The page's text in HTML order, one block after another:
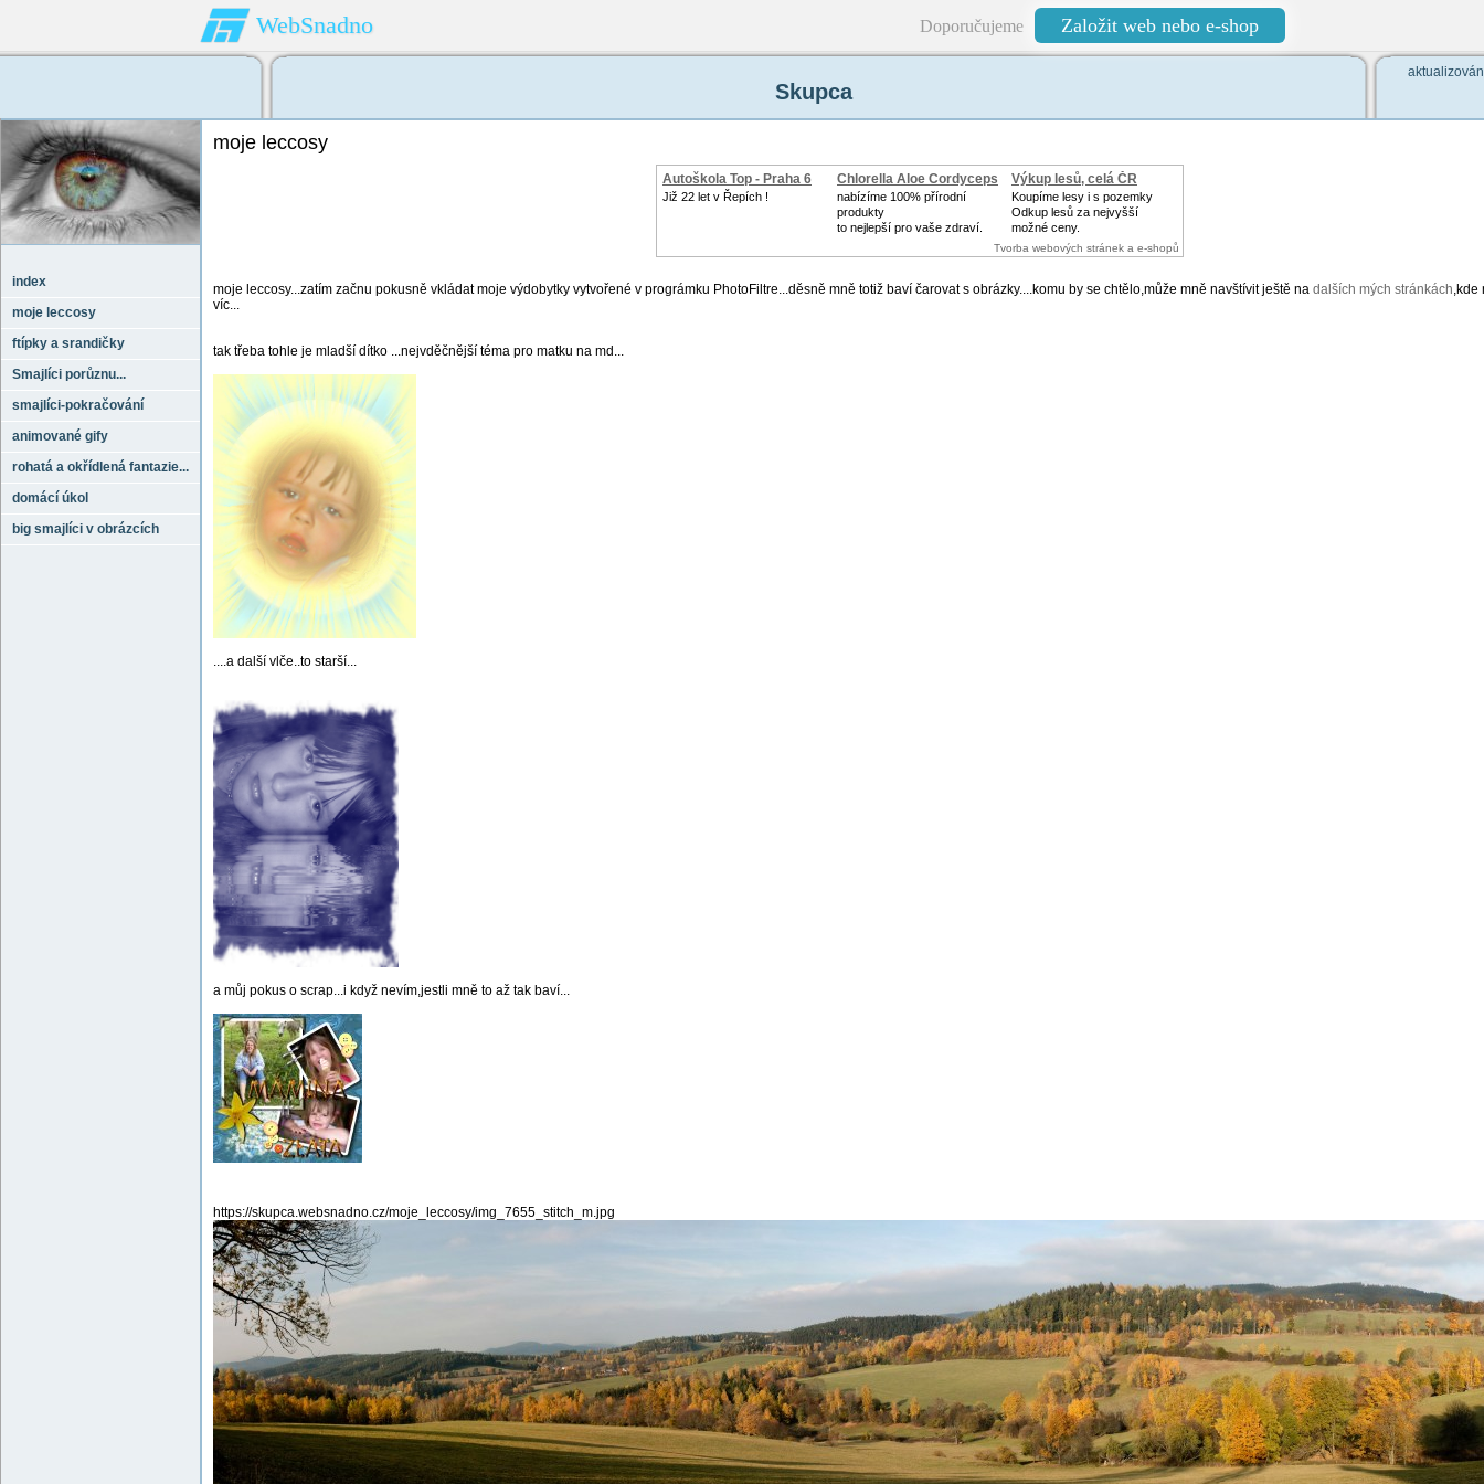
WebSnadno Doporučujeme Založit web nebo e-shop
Skupca
index
moje leccosy
ftípky a srandičky
Smajlíci porůznu...
smajlíci-pokračování
animované gify
rohatá a okřídlená fantazie...
domácí úkol
big smajlíci v obrázcích
moje leccosy
Autoškola Top - Praha 6
Již 22 let v Řepích !
Chlorella Aloe Cordyceps
nabízíme 100% přírodní
produkty
to nejlepší pro vaše zdraví.
Výkup lesů, celá ČR
Koupíme lesy i s pozemky
Odkup lesů za nejvyšší
možné ceny.
Tvorba webových stránek a e-shopů
moje leccosy...zatím začnu pokusně vkládat moje výdobytky vytvořené v prográmku PhotoFiltre...děsně mně totiž baví čarovat s obrázky....komu by se chtělo,může mně navštívit ještě na dalších mých stránkách,kde
víc...
tak třeba tohle je mladší dítko ...nejvděčnější téma pro matku na md...
....a další vlče..to starší...
a můj pokus o scrap...i když nevím,jestli mně to až tak baví...
https://skupca.websnadno.cz/moje_leccosy/img_7655_stitch_m.jpg